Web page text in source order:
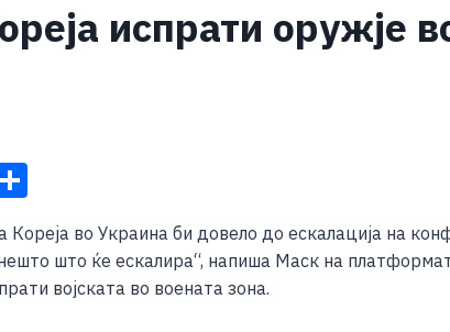
испрати оружје
ar
e
во Украина би довело до ескалација на
што ќе ескалира“, напиша Маск на
војската во воената зона.